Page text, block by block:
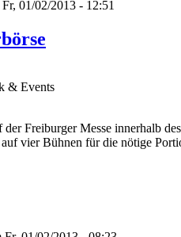
01/02/2013 - 12:51
& Events
Freiburger Messe innerhalb
vier Bühnen für die nötige